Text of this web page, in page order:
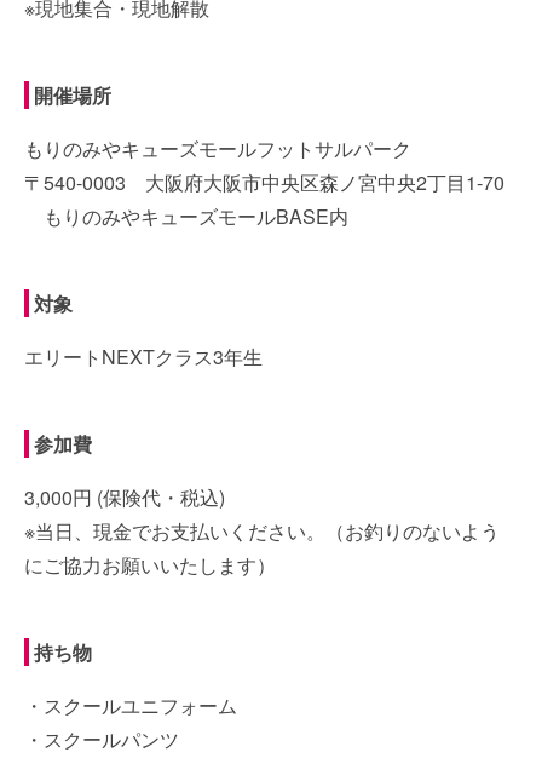
※現地集合・現地解散
開催場所
もりのみやキューズモールフットサルパーク
〒540-0003 大阪府大阪市中央区森ノ宮中央2丁目1-70
もりのみやキューズモールBASE内
対象
エリートNEXTクラス3年生
参加費
3,000円 (保険代・税込)
※当日、現金でお支払いください。（お釣りのないよう
にご協力お願いいたします）
持ち物
・スクールユニフォーム
・スクールパンツ